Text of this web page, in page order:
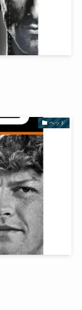
ヘッド